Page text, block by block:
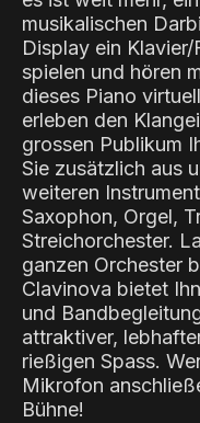
musikalischen
Display ein
spielen und hören
dieses Piano
erleben den
grossen Publikum
Sie zusätzlich aus
weiteren
Saxophon, Orgel,
Streichorchester.
ganzen Orchester
Clavinova bietet
und
attraktiver,
rießigen Spass.
Mikrofon
Bühne!